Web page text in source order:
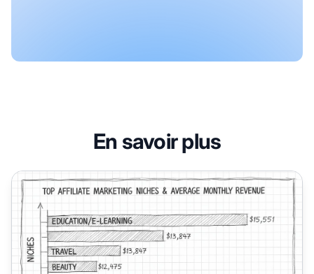
En savoir plus
Combien les affiliés peuvent-ils potentiellement gagner en